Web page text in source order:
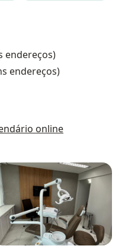
endereços)
endereços)
online